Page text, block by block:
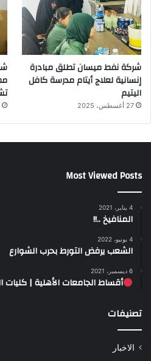
شركة نفط ميسان تطلق مبادرة
إنسانية لعلاج أيتام مدرسة كافل
اليتيم
27 أغسطس، 2025
Most Viewed Posts
4 يناير، 2021
المنافيخ ..!!
4 يونيو، 2022
الشعب يرفض التورط بحرب الشوارع
6 ديسمبر، 2021
أقساط الجامعات الأهلية | كليات
تصنيفات
الاخبار